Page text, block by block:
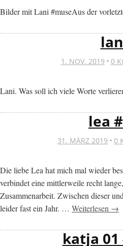
Bilder mit Lani #museAus der
1. NOV. 2019 · 0
Lani. Was soll ich viele Worte
lea
31. MÄRZ 2019 · 0
Die liebe Lea hat mich mal wieder
verbindet eine mittlerweile recht
Zusammenarbeit. Zwischen dieser
leider fast ein Jahr. … Weiterlesen →
katja